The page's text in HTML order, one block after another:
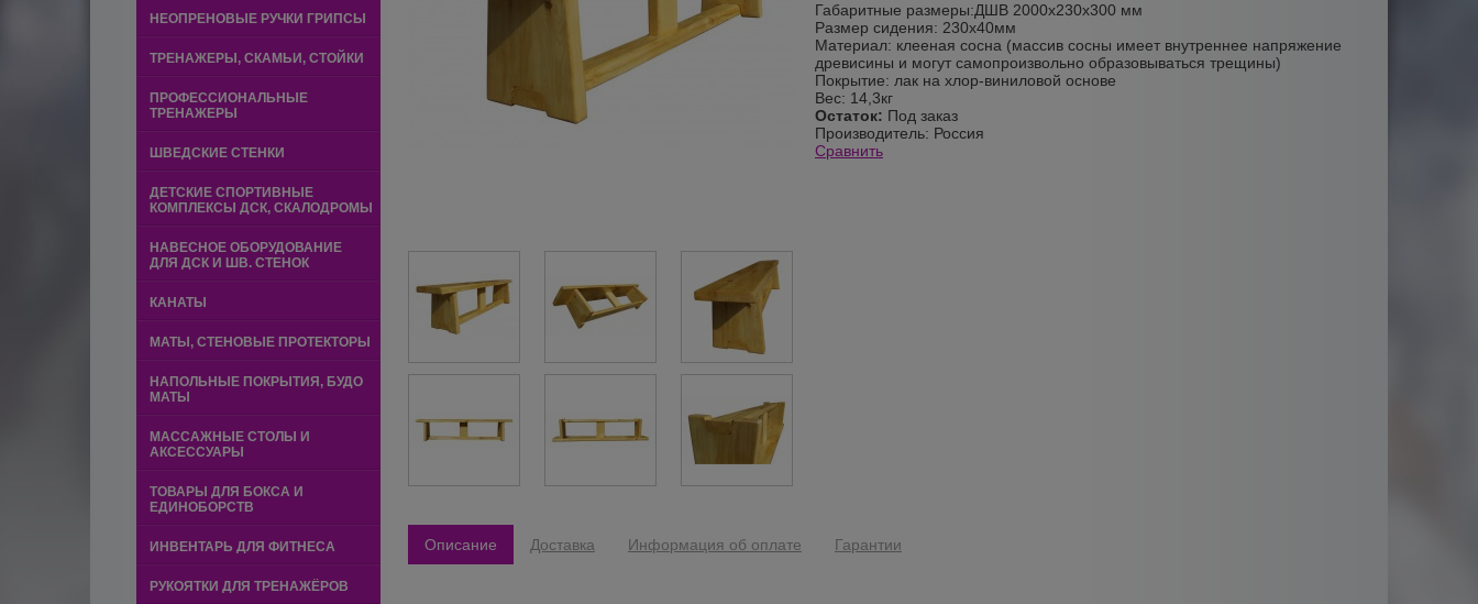
НЕОПРЕНОВЫЕ РУЧКИ ГРИПСЫ
ТРЕНАЖЕРЫ, СКАМЬИ, СТОЙКИ
ПРОФЕССИОНАЛЬНЫЕ
ТРЕНАЖЕРЫ
ШВЕДСКИЕ СТЕНКИ
ДЕТСКИЕ СПОРТИВНЫЕ
КОМПЛЕКСЫ ДСК, СКАЛОДРОМЫ
НАВЕСНОЕ ОБОРУДОВАНИЕ
ДЛЯ ДСК И ШВ. СТЕНОК
КАНАТЫ
МАТЫ, СТЕНОВЫЕ ПРОТЕКТОРЫ
НАПОЛЬНЫЕ ПОКРЫТИЯ, БУДО
МАТЫ
МАССАЖНЫЕ СТОЛЫ И
АКСЕССУАРЫ
ТОВАРЫ ДЛЯ БОКСА И
ЕДИНОБОРСТВ
ИНВЕНТАРЬ ДЛЯ ФИТНЕСА
РУКОЯТКИ ДЛЯ ТРЕНАЖЁРОВ
Габаритные размеры:ДШВ 2000х230х300 мм
Размер сидения: 230х40мм
Материал: клееная сосна (массив сосны имеет внутреннее напряжение
древисины и могут самопроизвольно образовываться трещины)
Покрытие: лак на хлор-виниловой основе
Вес: 14,3кг
Остаток: Под заказ
Производитель: Россия
Сравнить
Описание Доставка Информация об оплате Гарантии